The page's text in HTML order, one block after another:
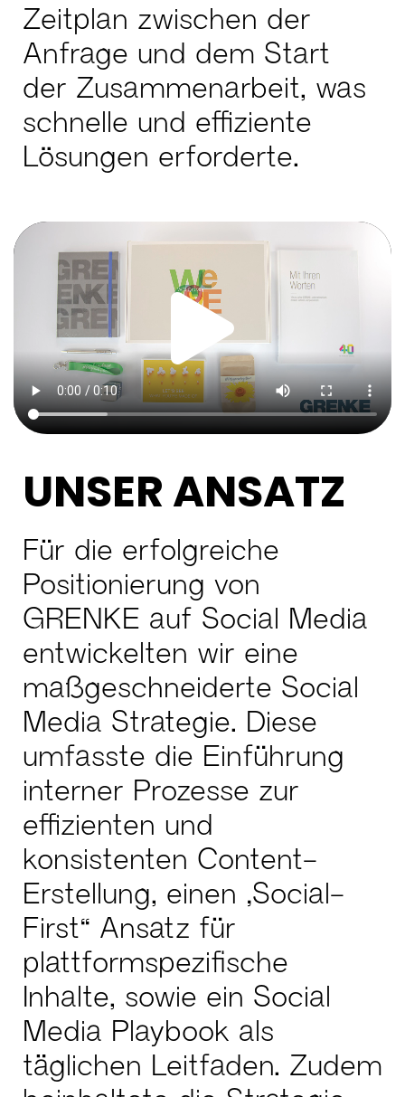
Zeitplan zwischen der
Anfrage und dem Start
der Zusammenarbeit, was
schnelle und effiziente
Lösungen erforderte.
UNSER ANSATZ
Für die erfolgreiche
Positionierung von
GRENKE auf Social Media
entwickelten wir eine
maßgeschneiderte Social
Media Strategie. Diese
umfasste die Einführung
interner Prozesse zur
effizienten und
konsistenten Content-
Erstellung, einen „Social-
First“ Ansatz für
plattformspezifische
Inhalte, sowie ein Social
Media Playbook als
täglichen Leitfaden. Zudem